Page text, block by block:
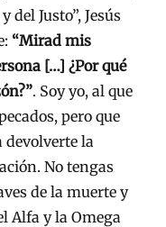
del Justo”, Jesús
“Mirad mis
[…] ¿Por qué
. Soy yo, al que
pero que
devolverte la
No tengas
de la muerte y
Alfa y la Omega